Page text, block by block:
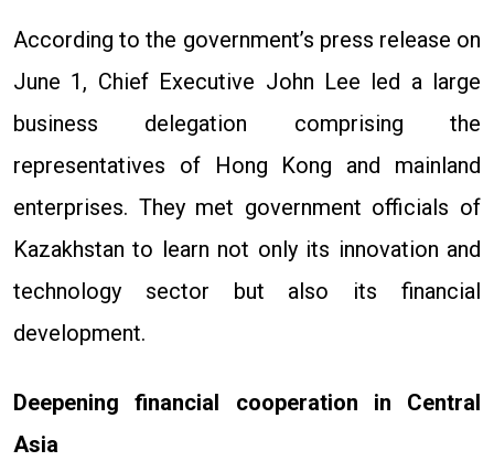
According to the government’s press release on
June 1, Chief Executive John Lee led a large
business delegation comprising the
representatives of Hong Kong and mainland
enterprises. They met government officials of
Kazakhstan to learn not only its innovation and
technology sector but also its financial
development.
Deepening financial cooperation in Central
Asia